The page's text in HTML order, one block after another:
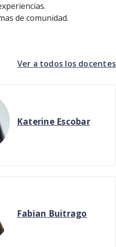
de comunidad.
Katerine Escobar
Fabian Buitrago
Ver a todos los docentes